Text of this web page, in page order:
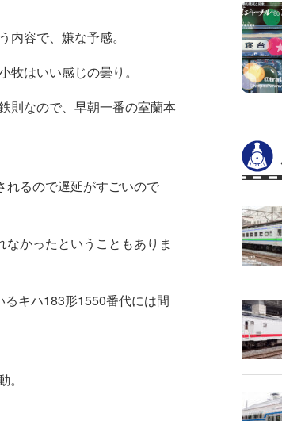
容で、嫌な予感。
はいい感じの曇り。
則なので、早朝一番の室蘭本
れるので遅延がすごいので
かったということもありま
キハ183形1550番代には間